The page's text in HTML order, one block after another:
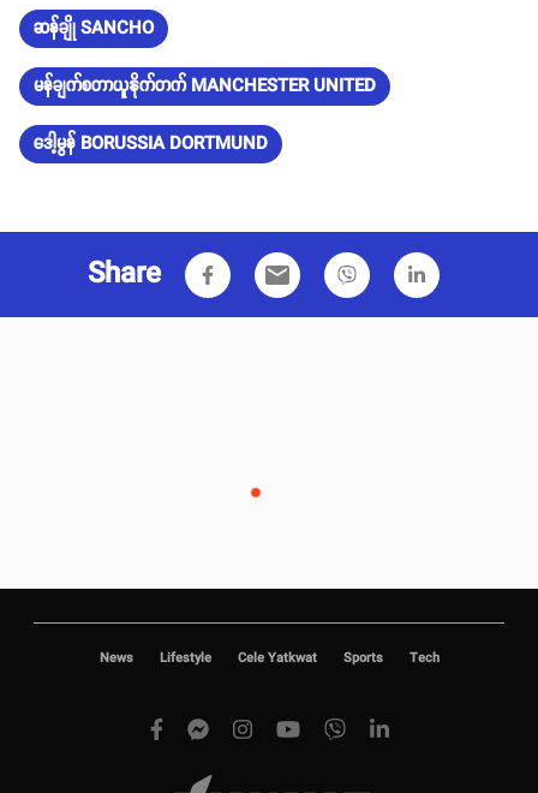
ဆန်ချို SANCHO
မန်ချက်စတာယူနိုက်တက် MANCHESTER UNITED
ဒေါ့မွန် BORUSSIA DORTMUND
Share email
News Lifestyle Cele Yatkwat Sports Tech